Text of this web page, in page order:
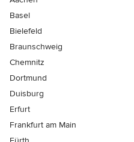
Basel
Bielefeld
Braunschweig
Chemnitz
Dortmund
Duisburg
Erfurt
Frankfurt am Main